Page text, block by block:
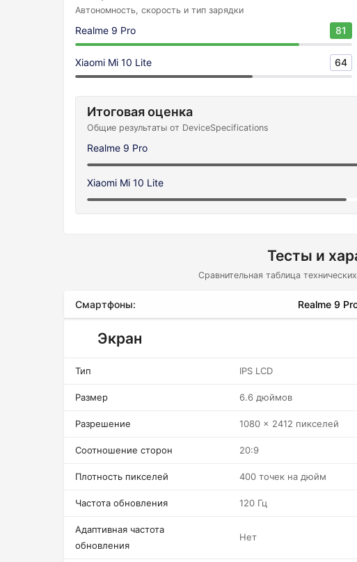
Автономность, скорость и тип зарядки
Realme 9 Pro 81
Xiaomi Mi 10 Lite 64
Итоговая оценка
Общие результаты от DeviceSpecifications
Realme 9 Pro
Xiaomi Mi 10 Lite
Тесты и
Сравнительная таблица
Смартфоны: Realme 9
Экран
Тип IPS LCD
Размер 6.6 дюймов
Разрешение 1080 x 2412 пикселей
Соотношение сторон 20:9
Плотность пикселей 400 точек на дюйм
Частота обновления 120 Гц
Адаптивная частота
обновления
Нет